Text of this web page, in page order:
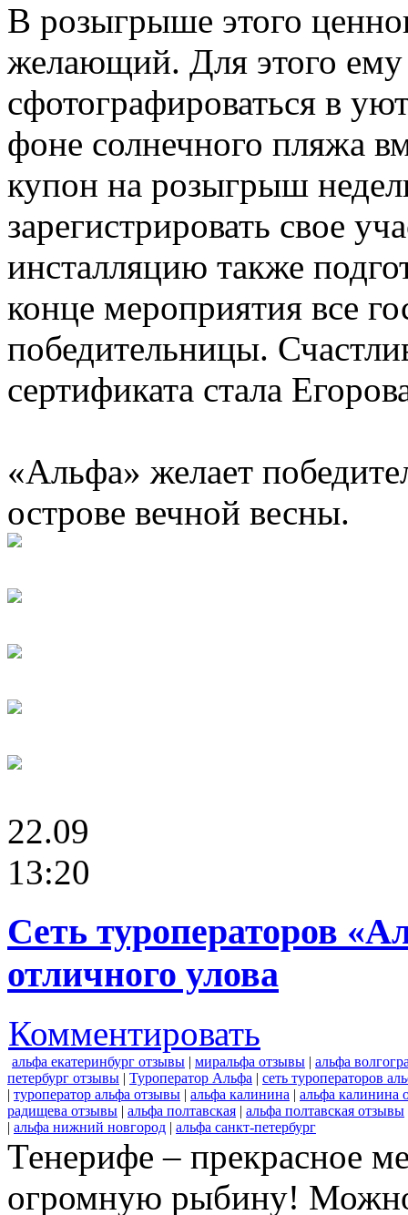
В розыгрыше этого
желающий. Для этого
сфотографироваться в
фоне солнечного пляжа
купон на розыгрыш
зарегистрировать свое
инсталляцию также
конце мероприятия все
победительницы.
сертификата стала
«Альфа» желает
острове вечной весны.
22.09
13:20
Сеть туроператоров
отличного улова
Комментировать
альфа екатеринбург отзывы | миральфа отзывы | альфа
петербург отзывы | Туроператор Альфа | сеть туроператоров
| туроператор альфа отзывы | альфа калинина | альфа калинина
радищева отзывы | альфа полтавская | альфа полтавская отзывы
| альфа нижний новгород | альфа санкт-петербург
Тенерифе – прекрасное
огромную рыбину! Можно